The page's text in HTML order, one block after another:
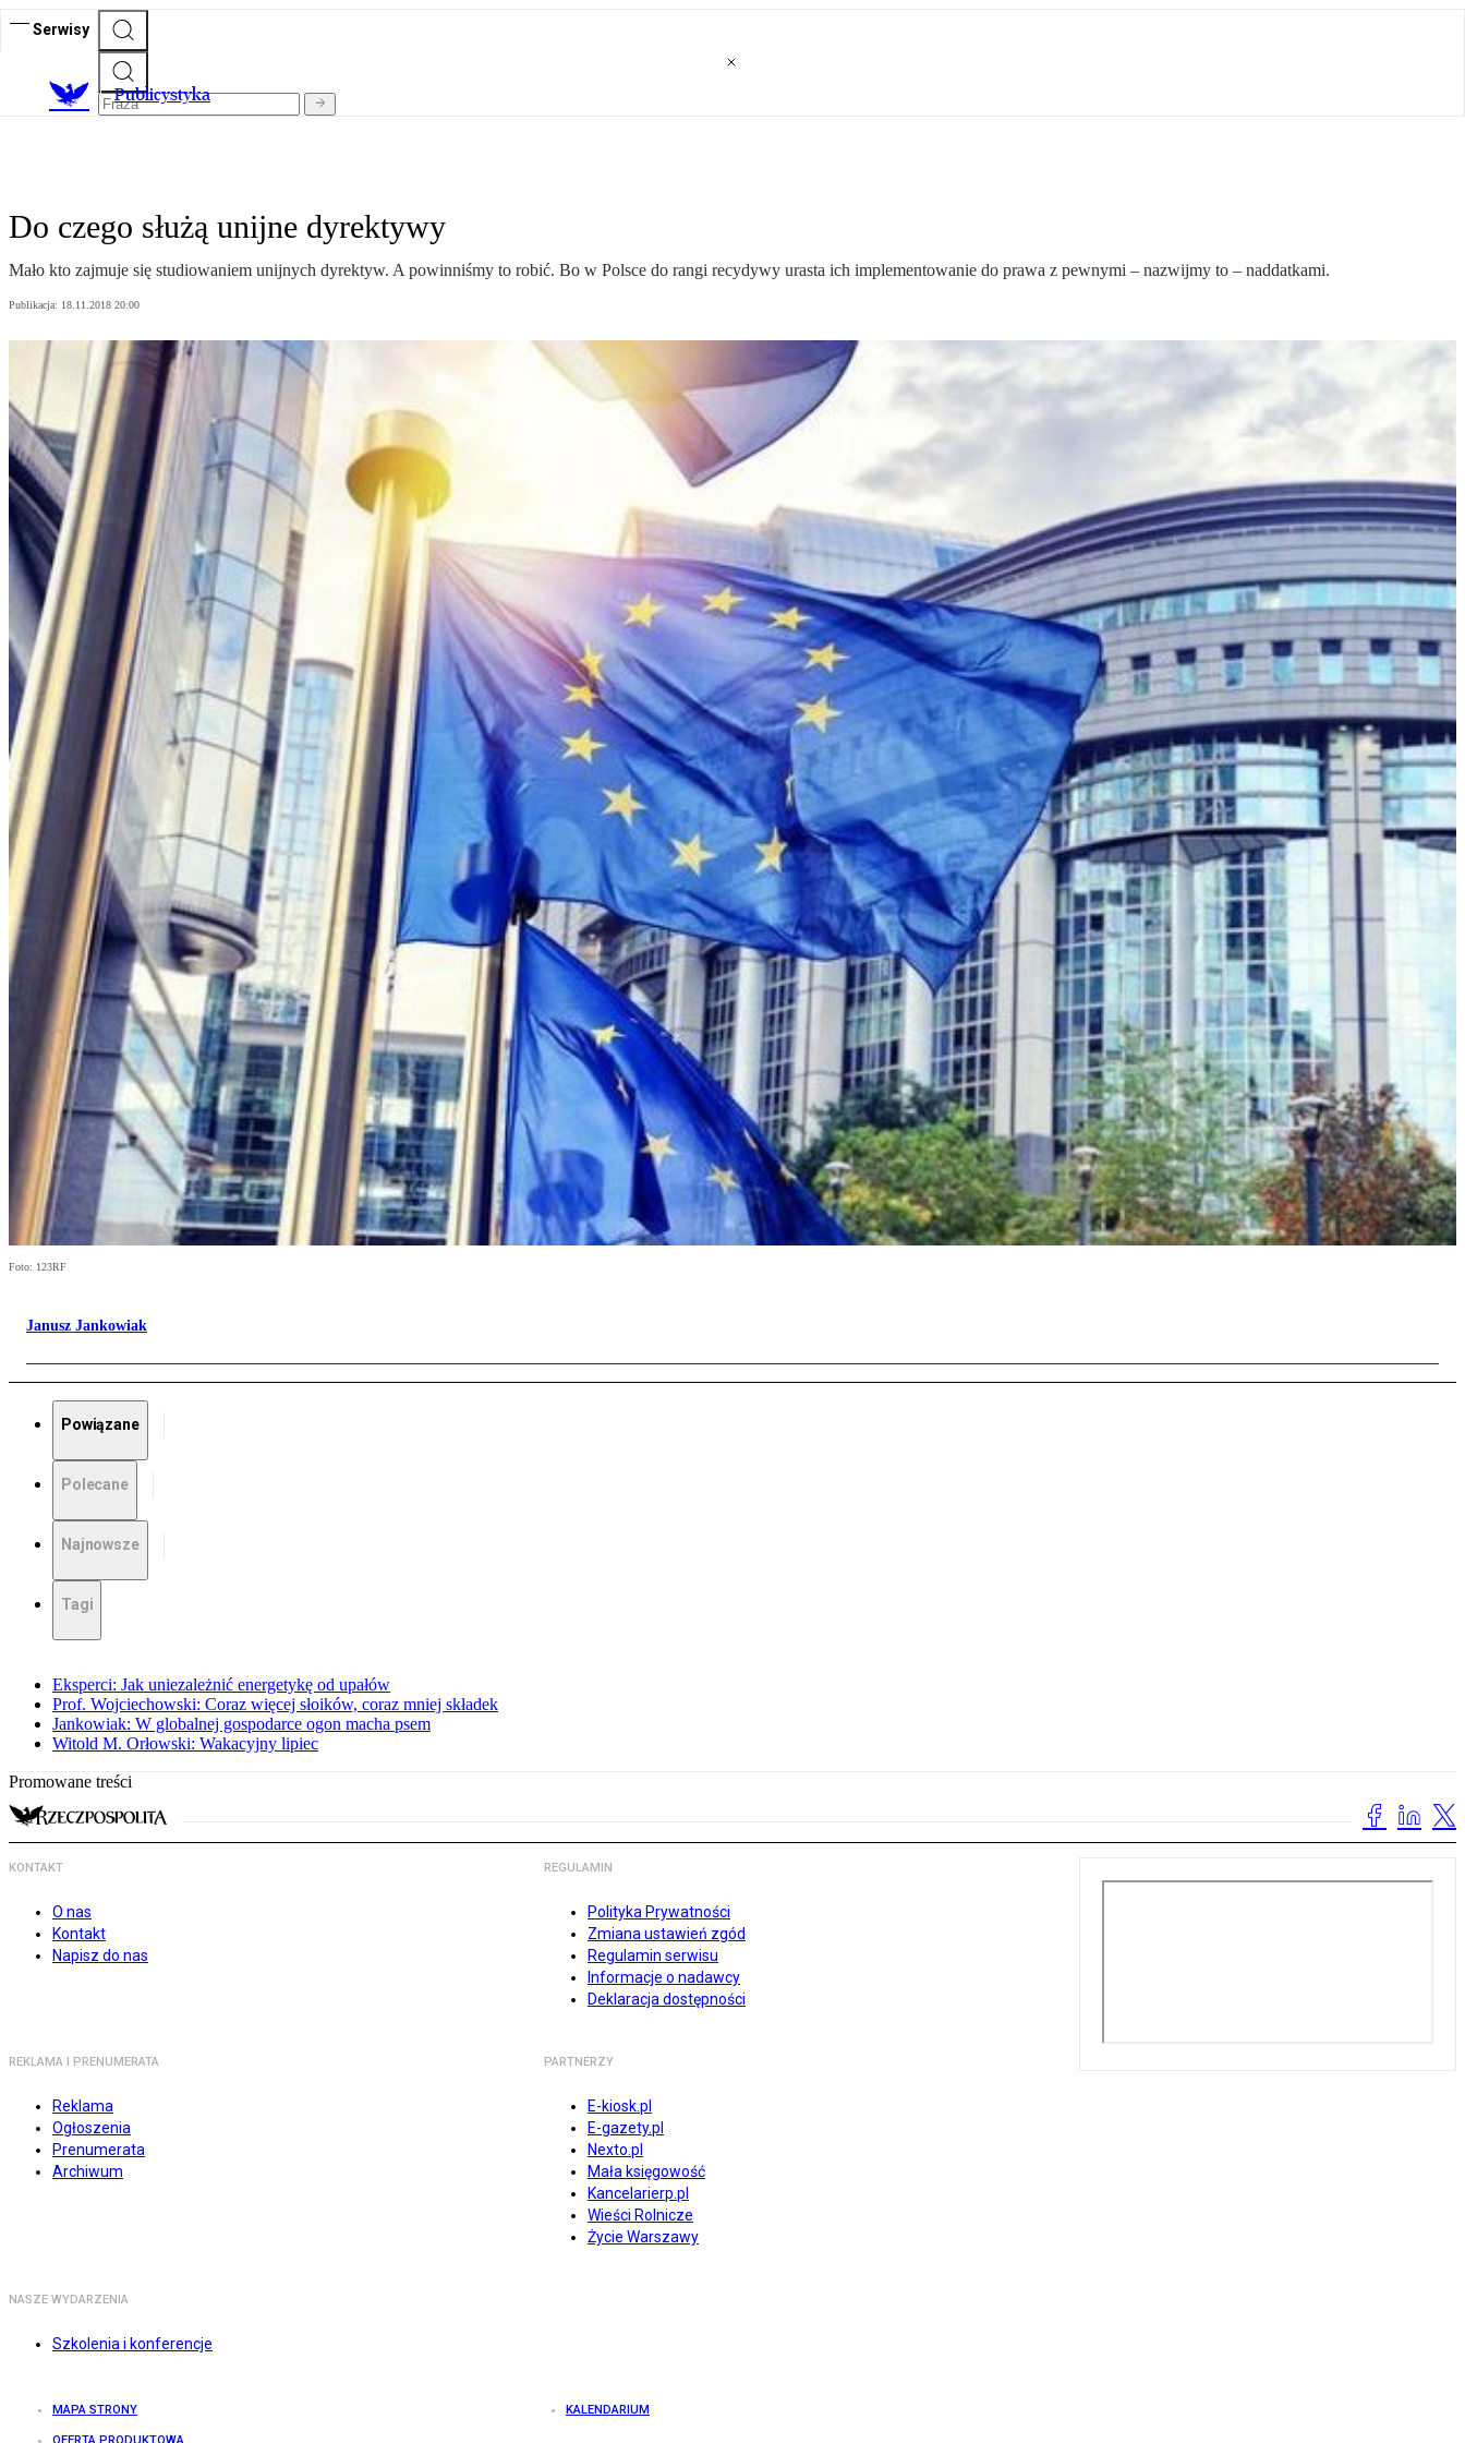
Serwisy
Publicystyka
Do czego służą unijne dyrektywy
Mało kto zajmuje się studiowaniem unijnych dyrektyw. A powinniśmy to robić. Bo w Polsce do rangi recydywy urasta ich implementowanie do prawa z pewnymi – nazwijmy to – naddatkami.
Publikacja: 18.11.2018 20:00
Foto: 123RF
Janusz Jankowiak
Powiązane
Polecane
Najnowsze
Tagi
Eksperci: Jak uniezależnić energetykę od upałów
Prof. Wojciechowski: Coraz więcej słoików, coraz mniej składek
Jankowiak: W globalnej gospodarce ogon macha psem
Witold M. Orłowski: Wakacyjny lipiec
Promowane treści
KONTAKT
O nas
Kontakt
Napisz do nas
REGULAMIN
Polityka Prywatności
Zmiana ustawień zgód
Regulamin serwisu
Informacje o nadawcy
Deklaracja dostępności
REKLAMA I PRENUMERATA
Reklama
Ogłoszenia
Prenumerata
Archiwum
PARTNERZY
E-kiosk.pl
E-gazety.pl
Nexto.pl
Mała księgowość
Kancelarierp.pl
Wieści Rolnicze
Życie Warszawy
NASZE WYDARZENIA
Szkolenia i konferencje
MAPA STRONY KALENDARIUM